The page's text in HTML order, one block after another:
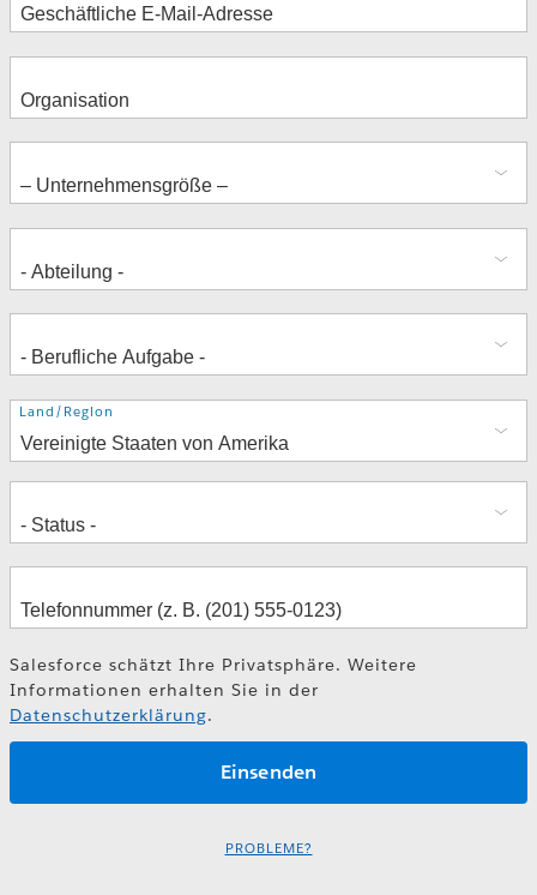
Adresse
Land/Region
Salesforce schätzt Ihre Privatsphäre. Weitere
Informationen erhalten Sie in der
Datenschutzerklärung.
PROBLEME?